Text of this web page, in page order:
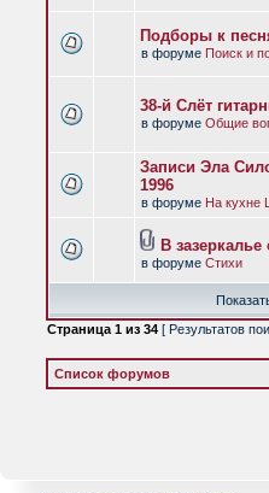
Подборы к
в форуме Поиск и
38-й Слёт
в форуме Общие
Записи Эла
1996
в форуме На кухне
В
в форуме Стихи
Страница 1 из 34 [ Результатов
Список форумов